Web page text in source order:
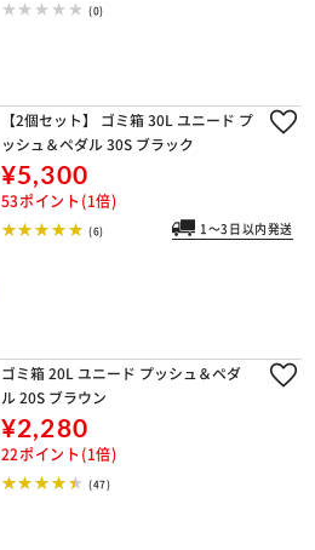
(0)
【2個セット】 ゴミ箱 30L ユニード プ
ッシュ＆ペダル 30S ブラック
¥5,300
53ポイント(1倍)
(6) 1～3日以内発送
ゴミ箱 20L ユニード プッシュ＆ペダ
ル 20S ブラウン
¥2,280
22ポイント(1倍)
(47)